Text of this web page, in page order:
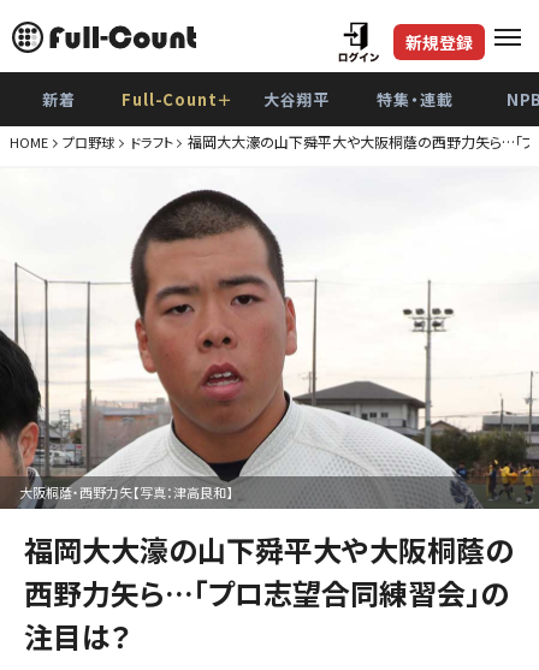
新規登録
新着 Full-Count＋ 大谷翔平 特集・連載
HOME プロ野球 ドラフト 福岡大大濠の山下舜平大や大阪桐蔭の西野力矢ら…「プ
大阪桐蔭・西野力矢【写真：津高良和】
福岡大大濠の山下舜平大や大阪桐蔭の
西野力矢ら…「プロ志望合同練習会」の
注目は？